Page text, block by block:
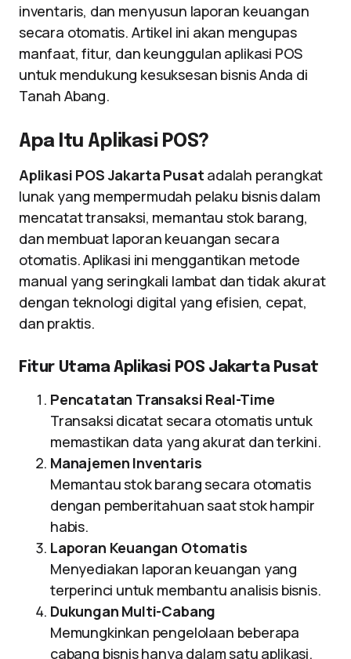
inventaris, dan menyusun laporan keuangan
secara otomatis. Artikel ini akan mengupas
manfaat, fitur, dan keunggulan aplikasi POS
untuk mendukung kesuksesan bisnis Anda di
Tanah Abang.
Apa Itu Aplikasi POS?
Aplikasi POS Jakarta Pusat adalah perangkat
lunak yang mempermudah pelaku bisnis dalam
mencatat transaksi, memantau stok barang,
dan membuat laporan keuangan secara
otomatis. Aplikasi ini menggantikan metode
manual yang seringkali lambat dan tidak akurat
dengan teknologi digital yang efisien, cepat,
dan praktis.
Fitur Utama Aplikasi POS Jakarta Pusat
Pencatatan Transaksi Real-Time
Transaksi dicatat secara otomatis untuk
memastikan data yang akurat dan terkini.
Manajemen Inventaris
Memantau stok barang secara otomatis
dengan pemberitahuan saat stok hampir
habis.
Laporan Keuangan Otomatis
Menyediakan laporan keuangan yang
terperinci untuk membantu analisis bisnis.
Dukungan Multi-Cabang
Memungkinkan pengelolaan beberapa
cabang bisnis hanya dalam satu aplikasi.